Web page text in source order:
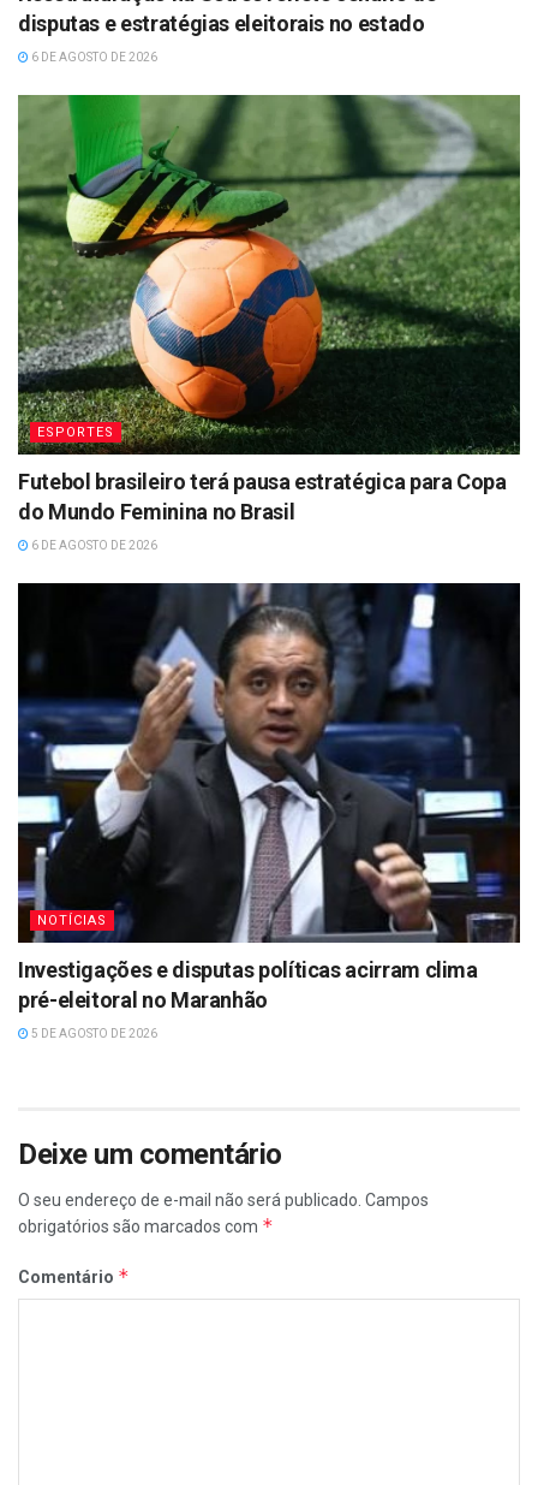
disputas e estratégias eleitorais no estado
6 DE AGOSTO DE 2026
ESPORTES
Futebol brasileiro terá pausa estratégica para Copa
do Mundo Feminina no Brasil
6 DE AGOSTO DE 2026
NOTÍCIAS
Investigações e disputas políticas acirram clima
pré-eleitoral no Maranhão
5 DE AGOSTO DE 2026
Deixe um comentário
O seu endereço de e-mail não será publicado. Campos
obrigatórios são marcados com *
Comentário *